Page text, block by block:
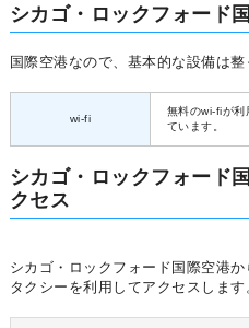
シカゴ・ロックフォード
国際空港なので、基本的な設備は整
wi-fi
無料のwi-fiが利
ています。
シカゴ・ロックフォード
クセス
シカゴ・ロックフォード国際空港
タクシーを利用してアクセスします